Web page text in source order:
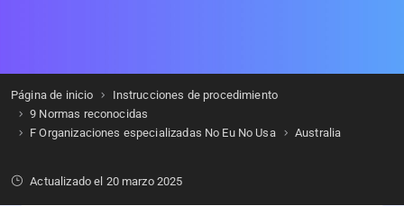
Página de inicio
Instrucciones de procedimiento
9 Normas reconocidas
F Organizaciones especializadas No Eu No Usa
Australia
Actualizado el 20 marzo 2025